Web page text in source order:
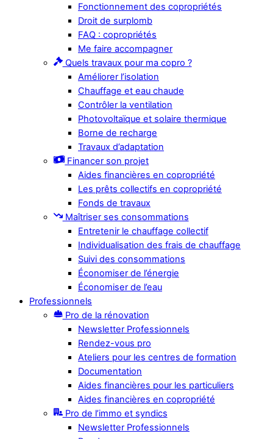
Fonctionnement des copropriétés
Droit de surplomb
FAQ : copropriétés
Me faire accompagner
Quels travaux pour ma copro ?
Améliorer l’isolation
Chauffage et eau chaude
Contrôler la ventilation
Photovoltaïque et solaire thermique
Borne de recharge
Travaux d’adaptation
Financer son projet
Aides financières en copropriété
Les prêts collectifs en copropriété
Fonds de travaux
Maîtriser ses consommations
Entretenir le chauffage collectif
Individualisation des frais de chauffage
Suivi des consommations
Économiser de l’énergie
Économiser de l’eau
Professionnels
Pro de la rénovation
Newsletter Professionnels
Rendez-vous pro
Ateliers pour les centres de formation
Documentation
Aides financières pour les particuliers
Aides financières en copropriété
Pro de l’immo et syndics
Newsletter Professionnels